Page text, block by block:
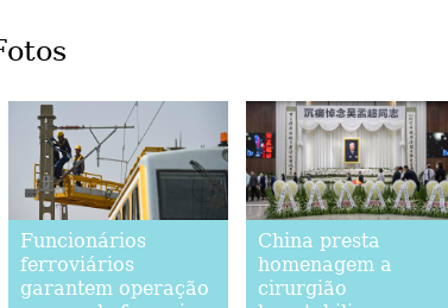
Funcionários
ferroviários
garantem operação
China presta
homenagem a
cirurgião